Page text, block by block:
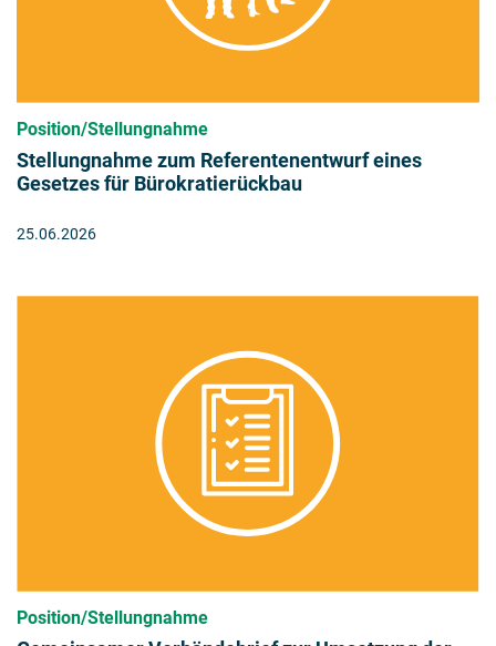
Position/Stellungnahme
Stellungnahme zum Referentenentwurf eines
Gesetzes für Bürokratierückbau
25.06.2026
Position/Stellungnahme